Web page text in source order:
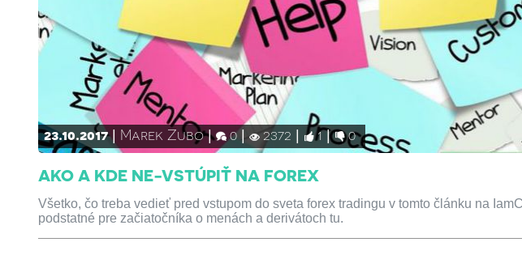
23.10.2017 Marek Zubo 0 2372 1 0
AKO A KDE NE-VSTÚPIŤ NA FOREX
Všetko, čo treba vedieť pred vstupom do sveta forex tradingu v tomto článku na
podstatné pre začiatočníka o menách a derivátoch tu.